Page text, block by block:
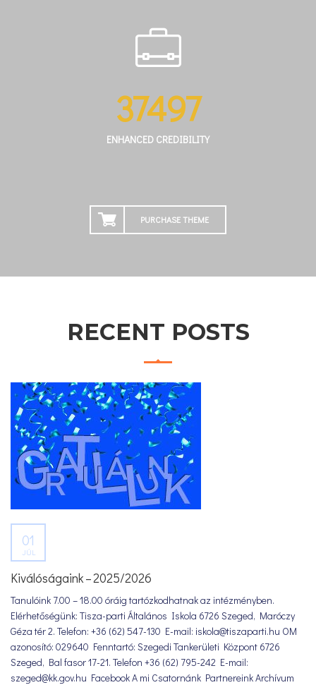
37497
ENHANCED CREDIBILITY
PURCHASE THEME
RECENT POSTS
01
JÚL
Kiválóságaink – 2025/2026
Tanulóink 7.00 – 18.00 óráig tartózkodhatnak az intézményben.
Elérhetőségünk: Tisza-parti Általános Iskola 6726 Szeged, Maróczy
Géza tér 2. Telefon: +36 (62) 547-130 E-mail: iskola@tiszaparti.hu OM
azonosító: 029640 Fenntartó: Szegedi Tankerületi Központ 6726
Szeged, Bal fasor 17-21. Telefon +36 (62) 795-242 E-mail:
szeged@kk.gov.hu Facebook A mi Csatornánk Partnereink Archívum